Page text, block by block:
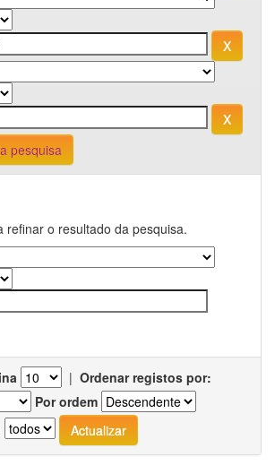
pesquisa
refinar o resultado da pesquisa.
| Ordenar registos por:
Por ordem